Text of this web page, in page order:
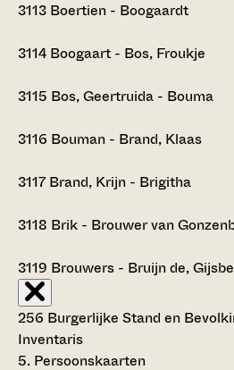
3113 Boertien - Boogaardt
3114 Boogaart - Bos, Froukje
3115 Bos, Geertruida - Bouma
3116 Bouman - Brand, Klaas
3117 Brand, Krijn - Brigitha
3118 Brik - Brouwer van
3119 Brouwers - Bruijn de,
256 Burgerlijke Stand en
Inventaris
5. Persoonskaarten